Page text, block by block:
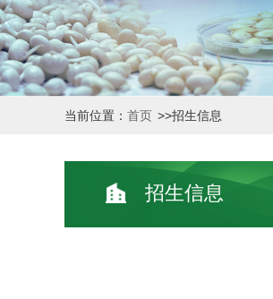
当前位置： 首页 >>招生信息
招生信息